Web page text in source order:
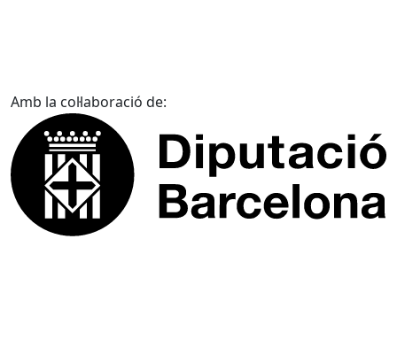
Amb la col·laboració de: